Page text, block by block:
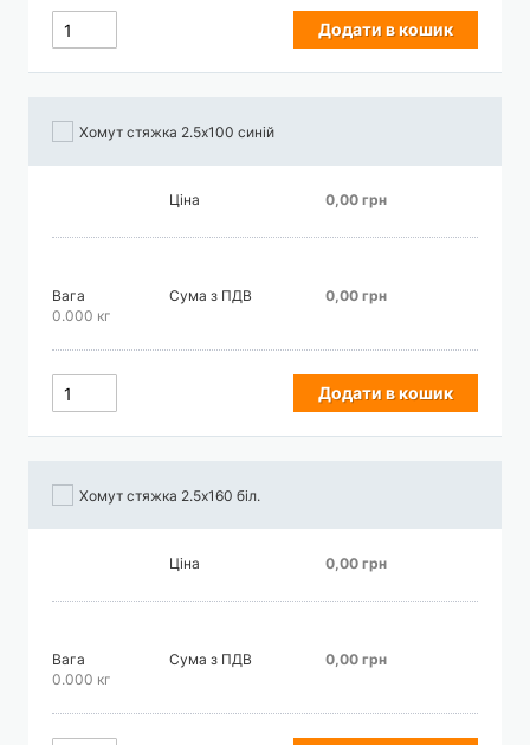
Додати в кошик
Хомут стяжка 2.5х100 синій
Ціна 0,00 грн
Вага
0.000 кг
Сума з ПДВ 0,00 грн
Додати в кошик
Хомут стяжка 2.5х160 біл.
Ціна 0,00 грн
Вага
0.000 кг
Сума з ПДВ 0,00 грн